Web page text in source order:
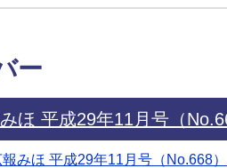
ー
ほ 平成29年11月号（
報みほ 平成29年11月号（No.668）